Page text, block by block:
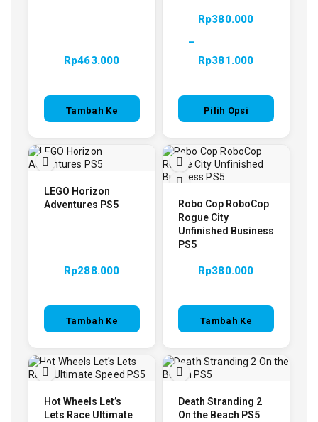
Rp463.000
Tambah Ke
Rp380.000
–
Rp381.000
Pilih Opsi
LEGO Horizon
Adventures PS5
Rp288.000
Tambah Ke
Robo Cop RoboCop
Rogue City
Unfinished Business
PS5
Rp380.000
Tambah Ke
Hot Wheels Let’s
Lets Race Ultimate
Death Stranding 2
On the Beach PS5